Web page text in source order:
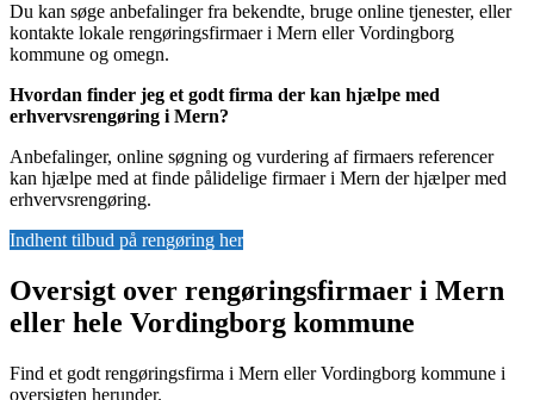
Du kan søge anbefalinger fra bekendte, bruge online tjenester, eller
kontakte lokale rengøringsfirmaer i Mern eller Vordingborg
kommune og omegn.
Hvordan finder jeg et godt firma der kan hjælpe med
erhvervsrengøring i Mern?
Anbefalinger, online søgning og vurdering af firmaers referencer
kan hjælpe med at finde pålidelige firmaer i Mern der hjælper med
erhvervsrengøring.
Indhent tilbud på rengøring her
Oversigt over rengøringsfirmaer i Mern
eller hele Vordingborg kommune
Find et godt rengøringsfirma i Mern eller Vordingborg kommune i
oversigten herunder.